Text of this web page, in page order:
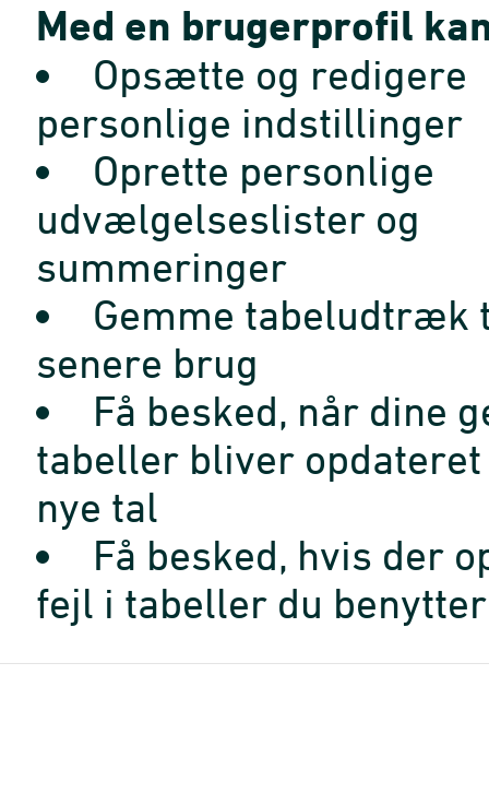
Med en brugerprofil
Opsætte og redigere
personlige indstillinger
Oprette personlige
udvælgelseslister og
summeringer
Gemme tabeludtræk
senere brug
Få besked, når dine
tabeller bliver opdateret
nye tal
Få besked, hvis der
fejl i tabeller du benytter